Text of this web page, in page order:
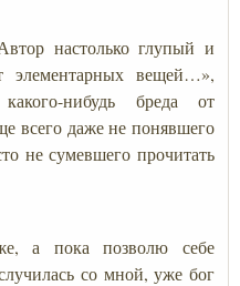
настолько глупый и
элементарных вещей…»,
нибудь бреда от
всего даже не понявшего
не сумевшего прочитать
а пока позволю себе
со мной, уже бог